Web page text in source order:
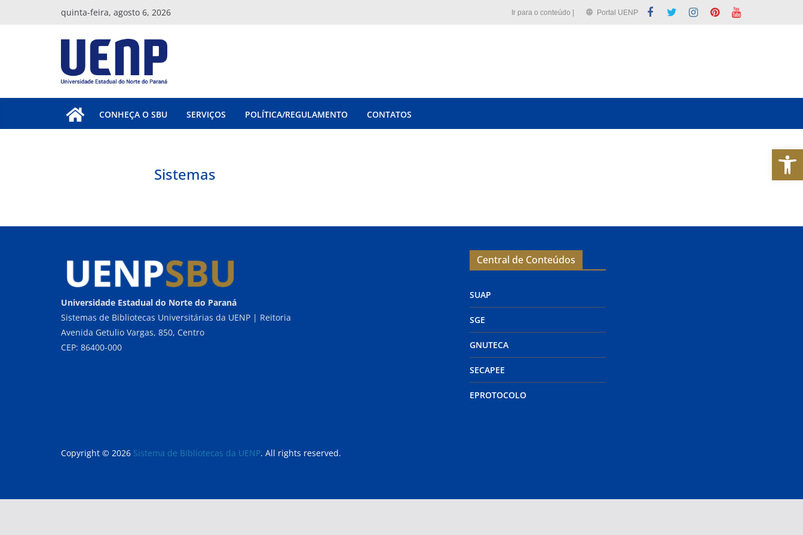
Abrir a barra de ferramentas
quinta-feira, agosto 6, 2026 Ir para o conteúdo | Portal UENP
CONHEÇA O SBU SERVIÇOS POLÍTICA/REGULAMENTO CONTATOS
Sistemas
Universidade Estadual do Norte do Paraná
Sistemas de Bibliotecas Universitárias da UENP | Reitoria
Avenida Getulio Vargas, 850, Centro
CEP: 86400-000
Central de Conteúdos
SUAP
SGE
GNUTECA
SECAPEE
EPROTOCOLO
Copyright © 2026 Sistema de Bibliotecas da UENP. All rights reserved.